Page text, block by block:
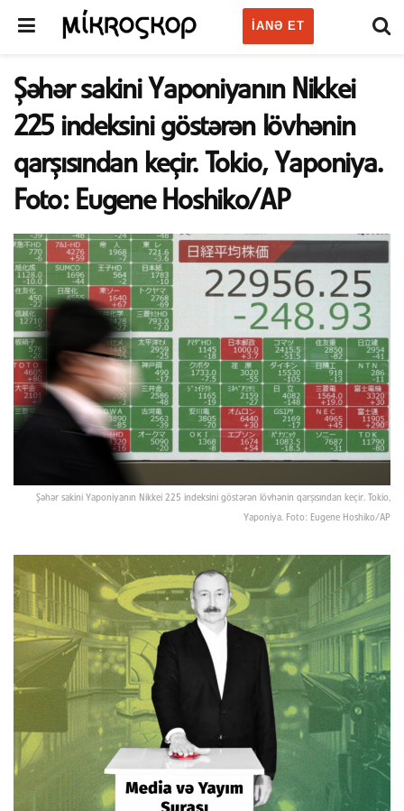
IANƏ ET
Şəhər sakini Yaponiyanın Nikkei
225 indeksini göstərən lövhənin
qarşısından keçir. Tokio, Yaponiya.
Foto: Eugene Hoshiko/AP
Şəhər sakini Yaponiyanın Nikkei 225 indeksini göstərən lövhənin qarşısından keçir. Tokio,
Yaponiya. Foto: Eugene Hoshiko/AP